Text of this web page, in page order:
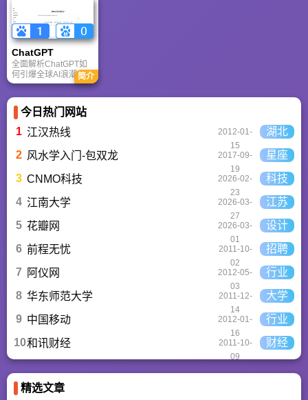
ChatGPT‌
全面解析ChatGPT如
何引爆全球AI浪潮！
通俗讲解神经网络、
核心技术，带您轻松
看懂大语言模型如何
重塑未来。
简介
今日热门网站
1 江汉热线
2012-01-
15
湖北
2 风水学入门-包双龙
2017-09-
19
星座
3 CNMO科技
2026-02-
23
科技
4 江南大学
2026-03-
27
江苏
5 花瓣网
2026-03-
01
设计
6 前程无忧
2011-10-
02
招聘
7
阿仪网
2012-05-
03
行业
8 华东师范大学
2011-12-
14
大学
9 中国移动
2012-01-
16
行业
10和讯财经
2011-10-
09
财经
精选文章